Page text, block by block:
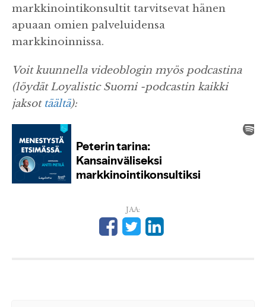
markkinointikonsultit tarvitsevat hänen
apuaan omien palveluidensa
markkinoinnissa.
Voit kuunnella videoblogin myös podcastina
(löydät Loyalistic Suomi -podcastin kaikki
jaksot täältä):
JAA: